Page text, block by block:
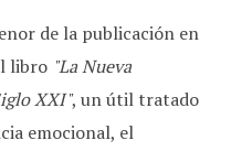
de la publicación en
libro "La Nueva
XXI", un útil tratado
emocional, el